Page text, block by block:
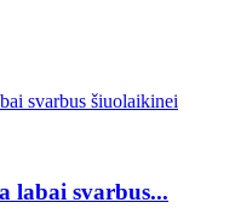
labai svarbus...